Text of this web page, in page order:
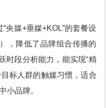
央媒+垂媒+KOL”的套餐设
，降低了品牌组合传播的
时段分析能力，能实现“精
标人群的触媒习惯，适合
小品牌。